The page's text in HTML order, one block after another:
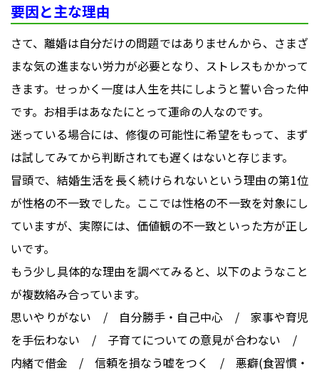
要因と主な理由
さて、離婚は自分だけの問題ではありませんから、さまざ
まな気の進まない労力が必要となり、ストレスもかかって
きます。せっかく一度は人生を共にしようと誓い合った仲
です。お相手はあなたにとって運命の人なのです。
迷っている場合には、修復の可能性に希望をもって、まず
は試してみてから判断されても遅くはないと存じます。
冒頭で、結婚生活を長く続けられないという理由の第1位
が性格の不一致でした。ここでは性格の不一致を対象にし
ていますが、実際には、価値観の不一致といった方が正し
いです。
もう少し具体的な理由を調べてみると、以下のようなこと
が複数絡み合っています。
思いやりがない / 自分勝手・自己中心 / 家事や育児
を手伝わない / 子育てについての意見が合わない /
内緒で借金 / 信頼を損なう嘘をつく / 悪癖(食習慣・